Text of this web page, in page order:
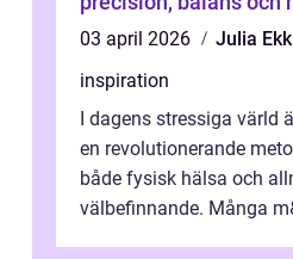
03 april 2026
Julia Ekk
inspiration
I dagens stressiga värld
en revolutionerande
både fysisk hälsa och
välbefinnande. Många